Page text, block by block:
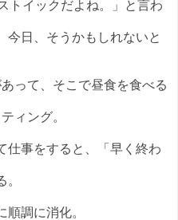
トイックだよね。」と言わ
今日、そうかもしれないと
って、そこで昼食を食べる
ィング。
仕事をすると、「早く終わ
調に消化。